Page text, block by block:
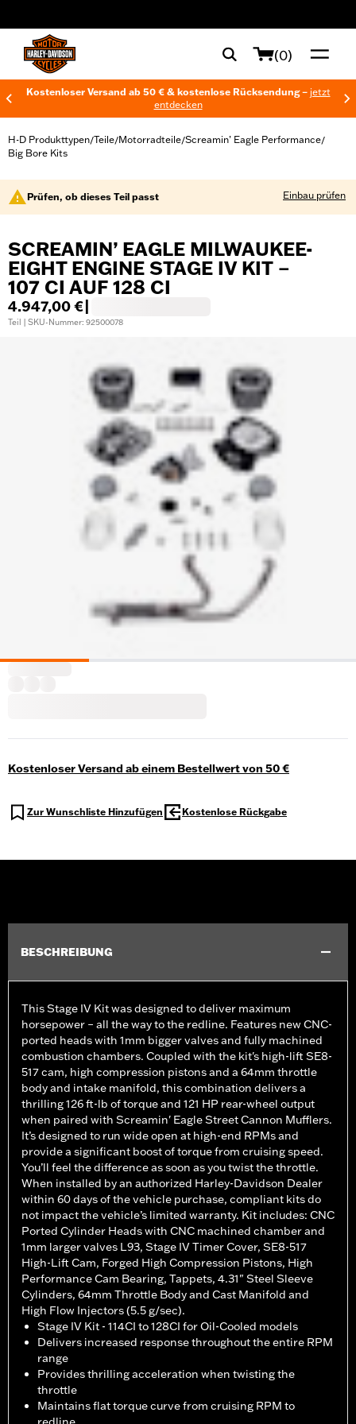
(0)
Kostenloser Versand ab 50 € & kostenlose Rücksendung – jetzt
entdecken
H-D Produkttypen/Teile/Motorradteile/Screamin’ Eagle Performance/
Big Bore Kits
Prüfen, ob dieses Teil passt Einbau prüfen
SCREAMIN’ EAGLE MILWAUKEE-
EIGHT ENGINE STAGE IV KIT –
107 CI AUF 128 CI
4.947,00 €
Teil | SKU-Nummer: 92500078
Kostenloser Versand ab einem Bestellwert von 50 €
Zur Wunschliste Hinzufügen Kostenlose Rückgabe
BESCHREIBUNG
This Stage IV Kit was designed to deliver maximum
horsepower – all the way to the redline. Features new CNC-
ported heads with 1mm bigger valves and fully machined
combustion chambers. Coupled with the kit's high-lift SE8-
517 cam, high compression pistons and a 64mm throttle
body and intake manifold, this combination delivers a
thrilling 126 ft-lb of torque and 121 HP rear-wheel output
when paired with Screamin' Eagle Street Cannon Mufflers.
It’s designed to run wide open at high-end RPMs and
provide a significant boost of torque from cruising speed.
You’ll feel the difference as soon as you twist the throttle.
When installed by an authorized Harley-Davidson Dealer
within 60 days of the vehicle purchase, compliant kits do
not impact the vehicle’s limited warranty. Kit includes: CNC
Ported Cylinder Heads with CNC machined chamber and
1mm larger valves L93, Stage IV Timer Cover, SE8-517
High-Lift Cam, Forged High Compression Pistons, High
Performance Cam Bearing, Tappets, 4.31" Steel Sleeve
Cylinders, 64mm Throttle Body and Cast Manifold and
High Flow Injectors (5.5 g/sec).
Stage IV Kit - 114CI to 128CI for Oil-Cooled models
Delivers increased response throughout the entire RPM
range
Provides thrilling acceleration when twisting the
throttle
Maintains flat torque curve from cruising RPM to